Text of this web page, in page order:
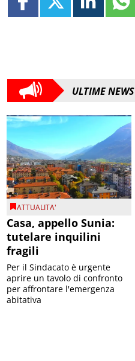
ULTIME NEWS
ATTUALITA'
Casa, appello Sunia:
tutelare inquilini
fragili
Per il Sindacato è urgente
aprire un tavolo di confronto
per affrontare l'emergenza
abitativa